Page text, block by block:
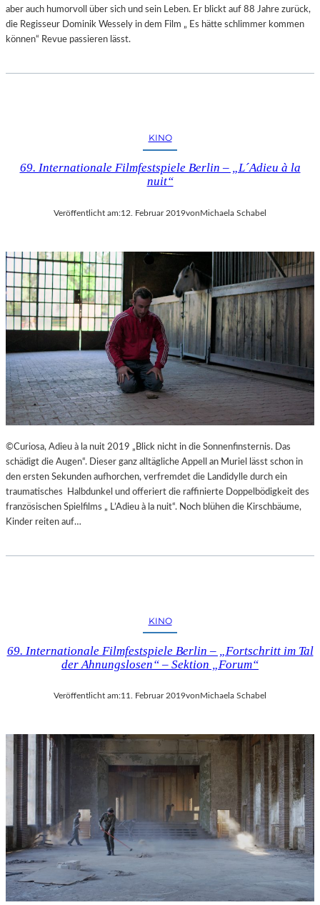
aber auch humorvoll über sich und sein Leben. Er blickt auf 88 Jahre zurück,
die Regisseur Dominik Wessely in dem Film „ Es hätte schlimmer kommen
können“ Revue passieren lässt.
KINO
69. Internationale Filmfestspiele Berlin – „L´Adieu à la
nuit“
Veröffentlicht am:12. Februar 2019vonMichaela Schabel
©Curiosa, Adieu à la nuit 2019 „Blick nicht in die Sonnenfinsternis. Das
schädigt die Augen“. Dieser ganz alltägliche Appell an Muriel lässt schon in
den ersten Sekunden aufhorchen, verfremdet die Landidylle durch ein
traumatisches Halbdunkel und offeriert die raffinierte Doppelbödigkeit des
französischen Spielfilms „ L’Adieu à la nuit“. Noch blühen die Kirschbäume,
Kinder reiten auf…
KINO
69. Internationale Filmfestspiele Berlin – „Fortschritt im Tal
der Ahnungslosen“ – Sektion „Forum“
Veröffentlicht am:11. Februar 2019vonMichaela Schabel